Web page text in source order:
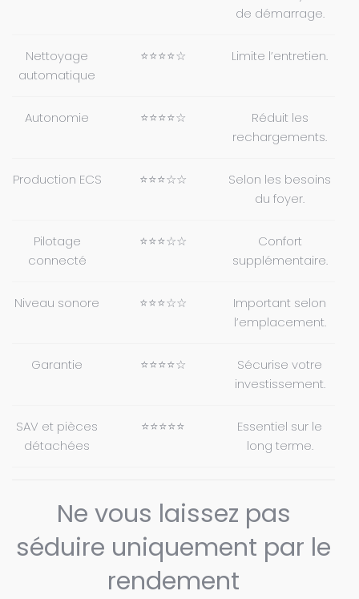
de démarrage.
Nettoyage
automatique
⭐⭐⭐⭐☆ Limite l’entretien.
Autonomie ⭐⭐⭐⭐☆
Réduit les
rechargements.
Production ECS ⭐⭐⭐☆☆
Selon les besoins
du foyer.
Pilotage
connecté
⭐⭐⭐☆☆
Confort
supplémentaire.
Niveau sonore ⭐⭐⭐☆☆
Important selon
l’emplacement.
Garantie ⭐⭐⭐⭐☆
Sécurise votre
investissement.
SAV et pièces
détachées
⭐⭐⭐⭐⭐
Essentiel sur le
long terme.
Ne vous laissez pas
séduire uniquement par le
rendement